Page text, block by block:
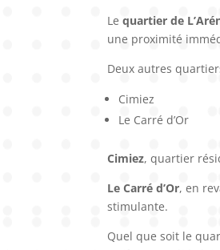
Lequartier de
une proximité
Deux autres
Cimiez
Le Carré d’Or
Cimiez, quartier
Le Carré d’Or, en
stimulante.
Quel que soit le